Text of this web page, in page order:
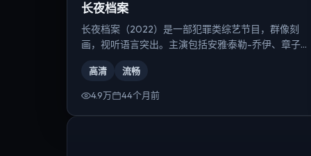
长夜档案
长夜档案（2022）是一部犯罪类综艺节目，群像刻
画，视听语言突出。主演包括安雅·泰勒-乔伊、章子
高清 流畅
4.9万 44个月前